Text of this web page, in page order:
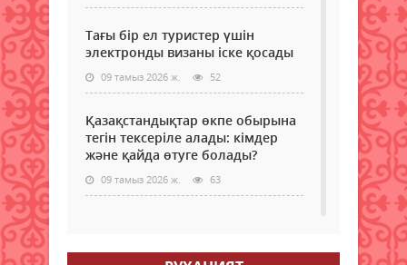
Тағы бір ел туристер үшін
электронды визаны іске қосады
09 тамыз 2026 ж. 52
Қазақстандықтар өкпе обырына
тегін тексеріле алады: кімдер
және қайда өтуге болады?
09 тамыз 2026 ж. 63
жариялады